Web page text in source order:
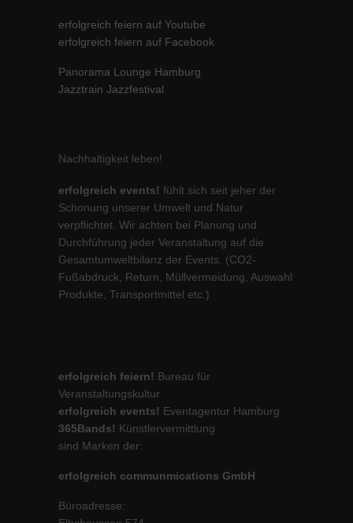
erfolgreich feiern auf Youtube
erfolgreich feiern auf Facebook
Panorama Lounge Hamburg
Jazztrain Jazzfestival
Nachhaltigkeit leben!
erfolgreich events! fühlt sich seit jeher der
Schonung unserer Umwelt und Natur
verpflichtet. Wir achten bei Planung und
Durchführung jeder Veranstaltung auf die
Gesamtumweltbilanz der Events. (CO2-
Fußabdruck, Return, Müllvermeidung, Auswahl
Produkte, Transportmittel etc.)
erfolgreich feiern! Bureau für
Veranstaltungskultur
erfolgreich events! Eventagentur Hamburg
365Bands! Künstlervermittlung
sind Marken der:
erfolgreich communmications GmbH
Büroadresse: